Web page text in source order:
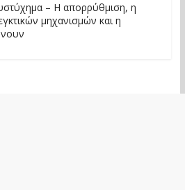
– Η απορρύθμιση, η
μηχανισμών και η